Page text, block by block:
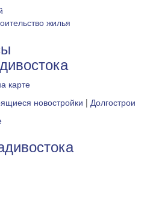
жилья
карте
новостройки | Долгострои